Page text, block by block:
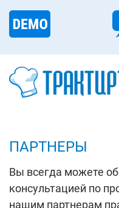
ПАРТНЕРЫ
Вы всегда можете
консультацией по
нашим партнерам